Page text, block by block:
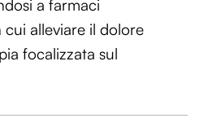
dei social media e per
Condividiamo inoltre
utilizzi il nostro sito con i
i quali potrebbero combinarle
a farmaci
alleviare il dolore
focalizzata sul